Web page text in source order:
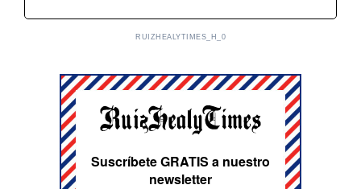
RUIZHEALYTIMES_H_0
Suscríbete GRATIS a nuestro
newsletter